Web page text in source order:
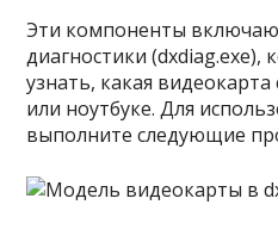
Эти компоненты
диагностики (dxdiag.exe),
узнать, какая
или ноутбуке. Для
выполните следующие